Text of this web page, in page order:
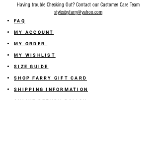
Having trouble Checking Out? Contact our Customer Care Team
stylesbyfarry@yahoo.com
FAQ
MY ACCOUNT
MY ORDER
MY WISHLIST
SIZE GUIDE
SHOP FARRY GIFT CARD
SHIPPING INFORMATION
ONLINE RETURN POLICY